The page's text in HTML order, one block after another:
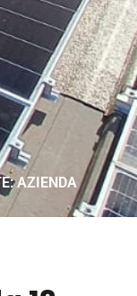
AZIENDA